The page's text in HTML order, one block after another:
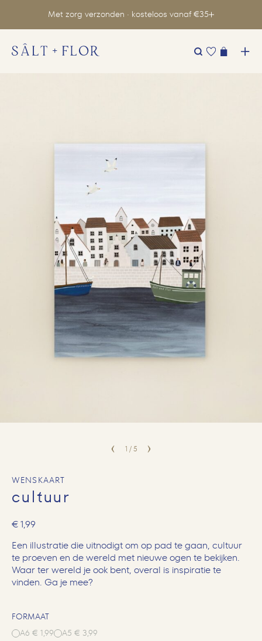
Met zorg verzonden · kosteloos vanaf €35
1 / 5
WENSKAART
cultuur
€ 1,99
Een illustratie die uitnodigt om op pad te gaan, cultuur
te proeven en de wereld met nieuwe ogen te bekijken.
Waar ter wereld je ook bent, overal is inspiratie te
vinden. Ga je mee?
FORMAAT
A6 € 1,99
A5 € 3,99